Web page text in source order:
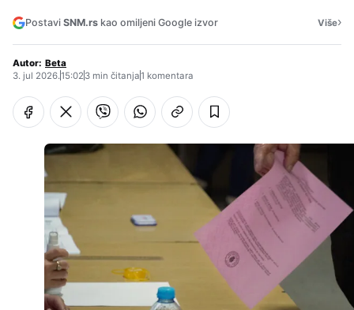
Postavi SNM.rs kao omiljeni Google izvor Više›
Autor: Beta
3. jul 2026.15:02 3 min čitanja1 komentara